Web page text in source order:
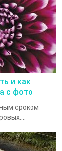
и как
с фото
сроком